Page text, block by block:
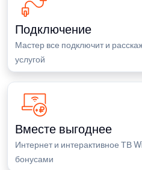
Подключение
Мастер все подключит и
услугой
Вместе выгоднее
Интернет и интерактивное ТВ
бонусами